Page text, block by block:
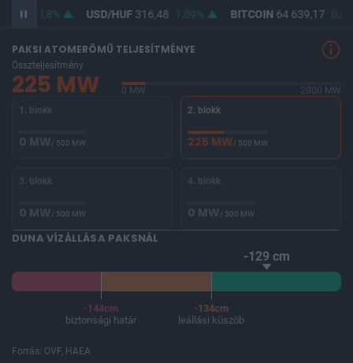
0,8% USD/HUF316,48 1,09% BITCOIN64 639,17
PAKSI ATOMERŐMŰ TELJESÍTMÉNYE
Összteljesítmény
225 MW 0 MW
2000 MW
1. blokk
0 MW/ 500 MW
2. blokk
225 MW/ 500 MW
3. blokk
0 MW/ 500 MW
4. blokk
0 MW/ 500 MW
DUNA VÍZÁLLÁSA PAKSNÁL
-129 cm
-144cm
biztonsági határ
-134cm
leállási küszöb
Forrás: OVF, HAEA